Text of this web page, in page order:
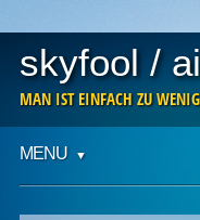
skyfool /
MAN IST EINFACH ZU
Main menu
content
MENU